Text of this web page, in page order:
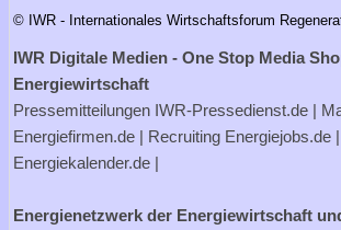
© IWR - Internationales Wirtschaftsforum
IWR Digitale Medien - One Stop Media
Energiewirtschaft
Pressemitteilungen IWR-Pressedienst.de |
Energiefirmen.de | Recruiting Energiejobs.de
Energiekalender.de |
Energienetzwerk der Energiewirtschaft